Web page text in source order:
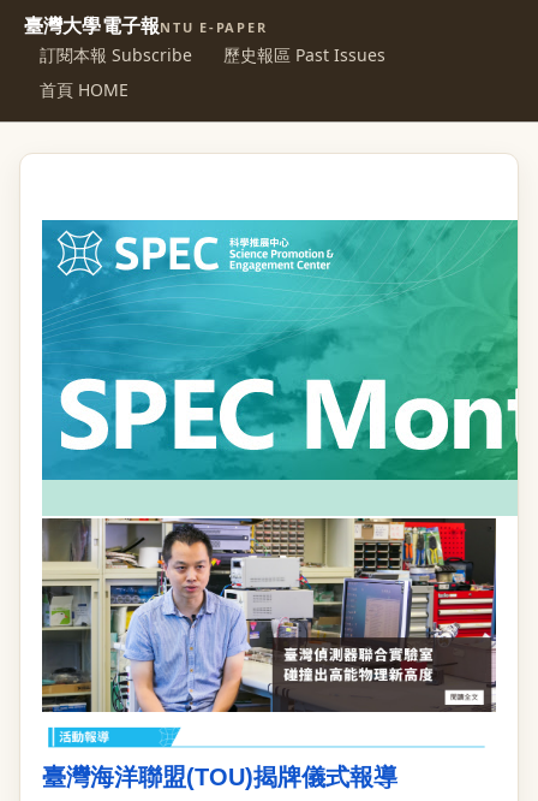
臺灣大學電子報NTU E-PAPER
訂閱本報 Subscribe
歷史報區 Past Issues
首頁 HOME
臺灣海洋聯盟(TOU)揭牌儀式報導